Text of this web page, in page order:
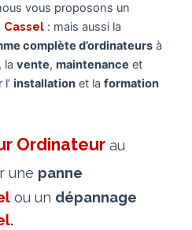
vous proposons un
Cassel : mais aussi la
complète d’ordinateurs à
, la vente, maintenance et
installation et la formation
Ordinateur au
une panne
ou un dépannage
.